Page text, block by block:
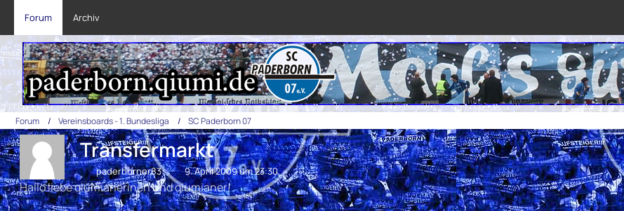
Forum Archiv
Forum Vereinsboards - 1. Bundesliga SC Paderborn 07
Transfermarkt
paderborner83 9. April 2009 um 23:30
Hallo liebe qiumianerinen und qiumianer!